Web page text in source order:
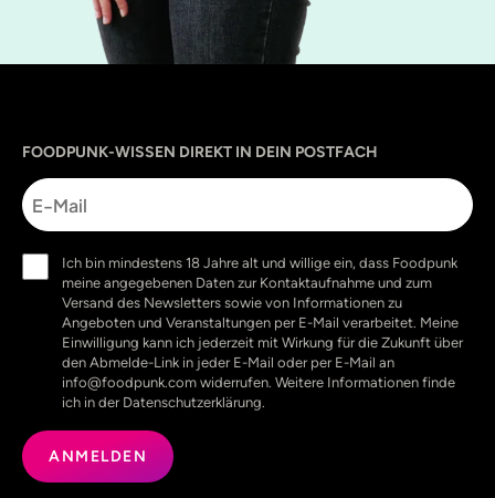
FOODPUNK-WISSEN DIREKT IN DEIN POSTFACH
E-
Mail
(erforderlich)
Ich bin mindestens 18 Jahre alt und willige ein, dass Foodpunk
meine angegebenen Daten zur Kontaktaufnahme und zum
Versand des Newsletters sowie von Informationen zu
Angeboten und Veranstaltungen per E-Mail verarbeitet. Meine
Einwilligung kann ich jederzeit mit Wirkung für die Zukunft über
den Abmelde-Link in jeder E-Mail oder per E-Mail an
info@foodpunk.com widerrufen. Weitere Informationen finde
ich in der Datenschutzerklärung.